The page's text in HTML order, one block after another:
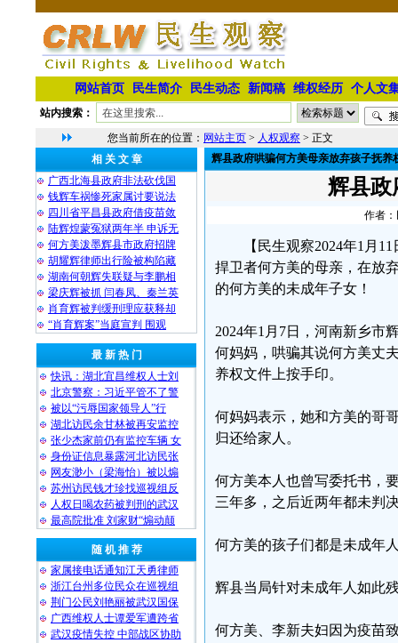
网站首页 民生简介 民生动态 新闻稿 维权经历 个人文
站内搜索：
您当前所在的位置： 网站主页 > 人权观察 > 正文
相 关 文 章
广西北海县政府非法砍伐国
钱辉车祸惨死家属讨要说法
四川省平昌县政府借疫苗敛
陆辉煌蒙冤狱两年半 申诉无
何方美泼墨辉县市政府招牌
胡耀辉律师出行险被构陷藏
湖南何朝辉失联疑与李鹏相
梁庆辉被抓 闫春凤、秦兰英
肖育辉被判缓刑理应获释却
“肖育辉案”当庭宣判 围观
最 新 热 门
快讯：湖北宜昌维权人士刘
北京警察：习近平管不了警
被以“污辱国家领导人”行
湖北访民余甘林被再安监控
张少杰家前仍有监控车辆 女
身份证信息暴露河北访民张
网友渺小（梁海怡）被以煽
苏州访民钱才珍找巡视组反
人权日喝农药被判刑的武汉
最高院批准 刘家财“煽动颠
随 机 推 荐
家属接电话通知江天勇律师
浙江台州多位民众在巡视组
荆门公民刘艳丽被武汉国保
广西维权人士谭爱军遭跨省
武汉疫情失控 中部战区协助
辉县政府哄骗何方美母亲放弃孩子抚养
辉县政
作者：
【民生观察2024年1月
捍卫者何方美的母亲，在放
的何方美的未成年子女！
2024年1月7日，河南新乡市
何妈妈，哄骗其说何方美丈
养权文件上按手印。
何妈妈表示，她和方美的哥
归还给家人。
何方美本人也曾写委托书，
三年多，之后近两年都未判
何方美的孩子们都是未成年
辉县当局针对未成年人如此
何方美、李新夫妇因为疫苗